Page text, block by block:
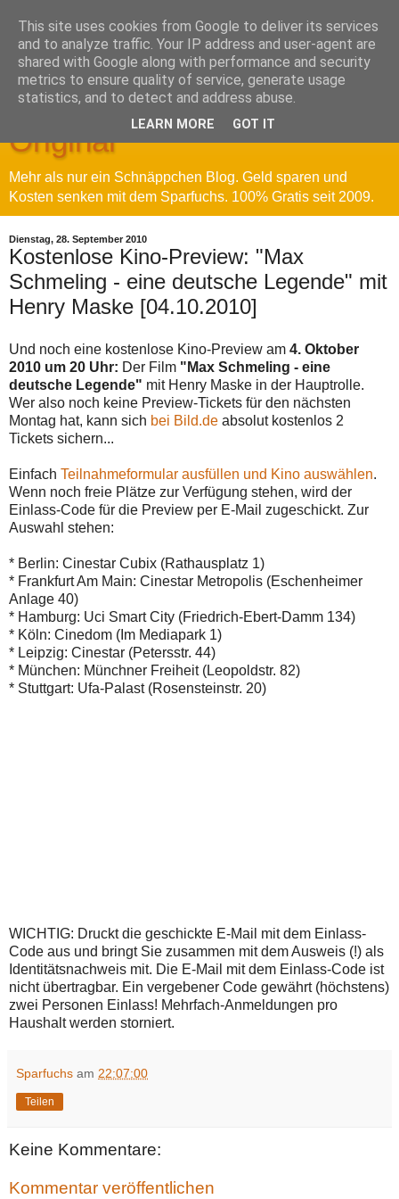
Sparfuchs' Blog - Das
Original
Mehr als nur ein Schnäppchen Blog. Geld sparen und
Kosten senken mit dem Sparfuchs. 100% Gratis seit 2009.
Dienstag, 28. September 2010
Kostenlose Kino-Preview: "Max
Schmeling - eine deutsche Legende" mit
Henry Maske [04.10.2010]
Und noch eine kostenlose Kino-Preview am 4. Oktober
2010 um 20 Uhr: Der Film "Max Schmeling - eine
deutsche Legende" mit Henry Maske in der Hauptrolle.
Wer also noch keine Preview-Tickets für den nächsten
Montag hat, kann sich bei Bild.de absolut kostenlos 2
Tickets sichern...
Einfach Teilnahmeformular ausfüllen und Kino auswählen.
Wenn noch freie Plätze zur Verfügung stehen, wird der
Einlass-Code für die Preview per E-Mail zugeschickt. Zur
Auswahl stehen:
* Berlin: Cinestar Cubix (Rathausplatz 1)
* Frankfurt Am Main: Cinestar Metropolis (Eschenheimer
Anlage 40)
* Hamburg: Uci Smart City (Friedrich-Ebert-Damm 134)
* Köln: Cinedom (Im Mediapark 1)
* Leipzig: Cinestar (Petersstr. 44)
* München: Münchner Freiheit (Leopoldstr. 82)
* Stuttgart: Ufa-Palast (Rosensteinstr. 20)
WICHTIG: Druckt die geschickte E-Mail mit dem Einlass-
Code aus und bringt Sie zusammen mit dem Ausweis (!) als
Identitätsnachweis mit. Die E-Mail mit dem Einlass-Code ist
nicht übertragbar. Ein vergebener Code gewährt (höchstens)
zwei Personen Einlass! Mehrfach-Anmeldungen pro
Haushalt werden storniert.
Sparfuchs am 22:07:00
Teilen
Keine Kommentare:
Kommentar veröffentlichen
This site uses cookies from Google to deliver its services
and to analyze traffic. Your IP address and user-agent are
shared with Google along with performance and security
metrics to ensure quality of service, generate usage
statistics, and to detect and address abuse.
LEARN MORE GOT IT